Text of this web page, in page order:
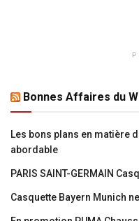
Bonnes Affaires du
Les bons plans en matière
abordable
PARIS SAINT-GERMAIN
Casquette Bayern Munich